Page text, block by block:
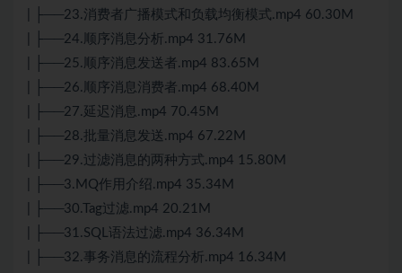
| ├──23.消费者广播模式和负载均衡模式.mp4 60.30M
| ├──24.顺序消息分析.mp4 31.76M
| ├──25.顺序消息发送者.mp4 83.65M
| ├──26.顺序消息消费者.mp4 68.40M
| ├──27.延迟消息.mp4 70.45M
| ├──28.批量消息发送.mp4 67.22M
| ├──29.过滤消息的两种方式.mp4 15.80M
| ├──3.MQ作用介绍.mp4 35.34M
| ├──30.Tag过滤.mp4 20.21M
| ├──31.SQL语法过滤.mp4 36.34M
| ├──32.事务消息的流程分析.mp4 16.34M